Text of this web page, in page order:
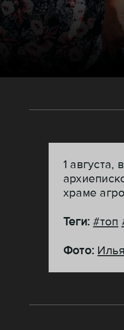
1
храме
Теги:#топ
Фото: